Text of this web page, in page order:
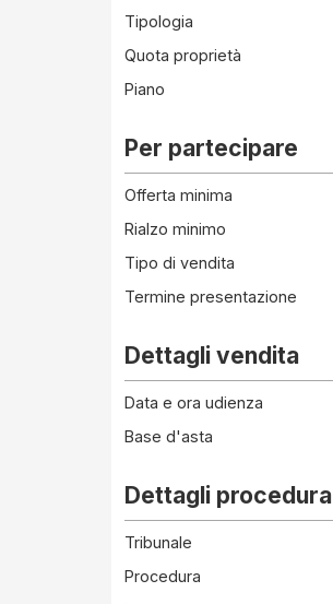
Tipologia
Quota proprietà
Piano
Per partecipare
Offerta minima
Rialzo minimo
Tipo di vendita
Termine presentazione
Dettagli vendita
Data e ora udienza
Base d'asta
Dettagli procedura
Tribunale
Procedura